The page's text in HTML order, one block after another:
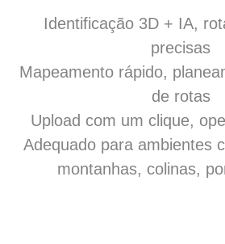
Identificação 3D + IA,
precisas
Mapeamento rápido,
de rotas
Upload com um clique,
Adequado para ambientes
montanhas, colinas,